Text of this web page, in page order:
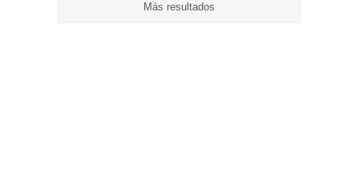
Más resultados